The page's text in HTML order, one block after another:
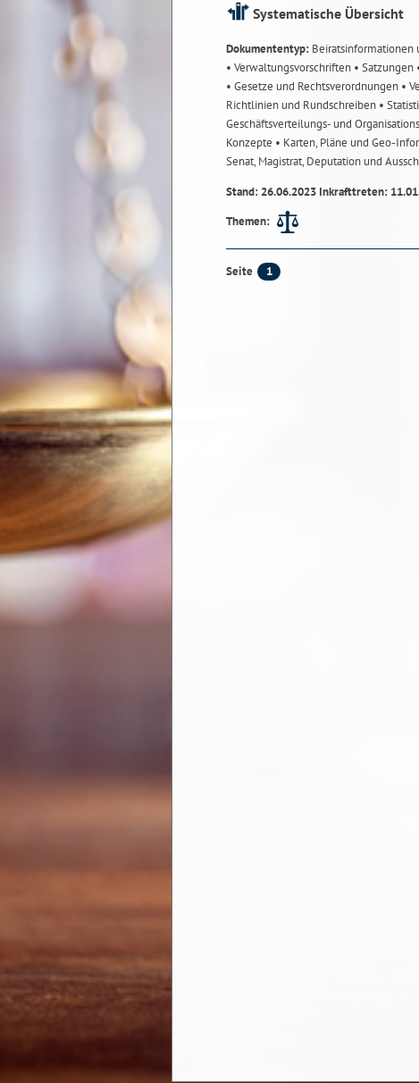
Systematische Übersicht
Dokumententyp: Beiratsinformationen
• Verwaltungsvorschriften • Satzungen
• Gesetze und Rechtsverordnungen •
Richtlinien und Rundschreiben •
Geschäftsverteilungs- und
Konzepte • Karten, Pläne und Geo-
Senat, Magistrat, Deputation und
Stand: 26.06.2023 Inkrafttreten:
Themen:
Seite 1